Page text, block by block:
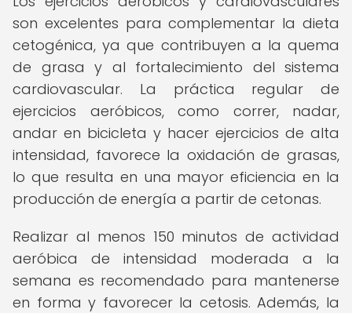
son excelentes para complementar la dieta
cetogénica, ya que contribuyen a la quema
de grasa y al fortalecimiento del sistema
cardiovascular. La práctica regular de
ejercicios aeróbicos, como correr, nadar,
andar en bicicleta y hacer ejercicios de alta
intensidad, favorece la oxidación de grasas,
lo que resulta en una mayor eficiencia en la
producción de energía a partir de cetonas.
Realizar al menos 150 minutos de actividad
aeróbica de intensidad moderada a la
semana es recomendado para mantenerse
en forma y favorecer la cetosis. Además, la